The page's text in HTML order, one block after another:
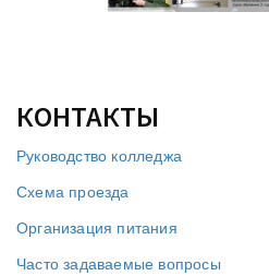
КОНТАКТЫ
Руководство колледжа
Схема проезда
Организация питания
Часто задаваемые вопросы